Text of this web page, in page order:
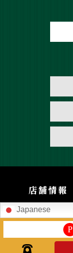
Japanese
P